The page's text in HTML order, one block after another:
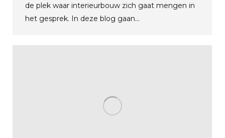
de plek waar interieurbouw zich gaat mengen in
het gesprek. In deze blog gaan…